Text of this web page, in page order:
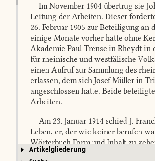
Im November 1904 übertrug sie
Leitung der Arbeiten. Dieser
26. Februar 1905 zur Beteiligung an
einige Monate vorher hatte ohne
Akademie Paul Trense in Rheydt in
für rheinische und westfälische
einen Aufruf zur Sammlung des
erlassen, dem sich Josef Müller in
angeschlossen hatte. Beide
Arbeiten.
Am 23. Januar 1914 schied J.
Leben, er, der wie keiner berufen
Wörterbuch Form und Inhalt zu
besonders in der Erschließung des
Artikelgliederung